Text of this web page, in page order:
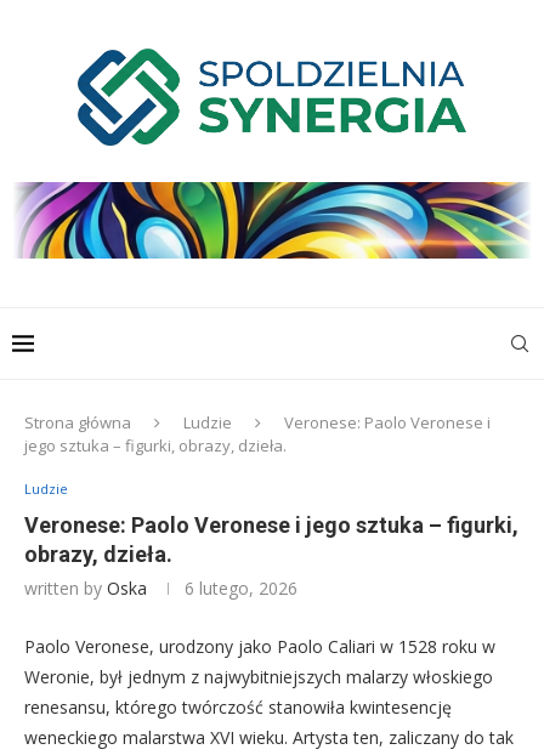
Strona główna Ludzie
Veronese: Paolo Veronese i
jego sztuka – figurki, obrazy, dzieła.
Ludzie
Veronese: Paolo Veronese i jego sztuka – figurki,
obrazy, dzieła.
written by Oska 6 lutego, 2026
Paolo Veronese, urodzony jako Paolo Caliari w 1528 roku w
Weronie, był jednym z najwybitniejszych malarzy włoskiego
renesansu, którego twórczość stanowiła kwintesencję
weneckiego malarstwa XVI wieku. Artysta ten, zaliczany do tak